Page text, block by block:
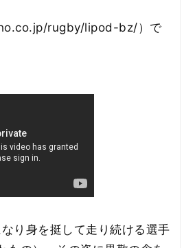
rugby/lipod-bz/）で
り身を挺して走り続ける選手